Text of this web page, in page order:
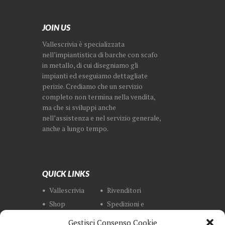
Gestisci Consenso Cookie
JOIN US
Vallescrivia è specializzata
nell’impiantistica di barche con scafo
in metallo, di cui disegniamo gli
impianti ed eseguiamo dettagliate
perizie. Crediamo che un servizio
completo non termina nella vendita,
ma che si sviluppi anche
nell’assistenza e nel servizio generale,
anche a lungo tempo.
QUICK LINKS
Vallescrivia
Rivenditori
Shop
Spedizioni e